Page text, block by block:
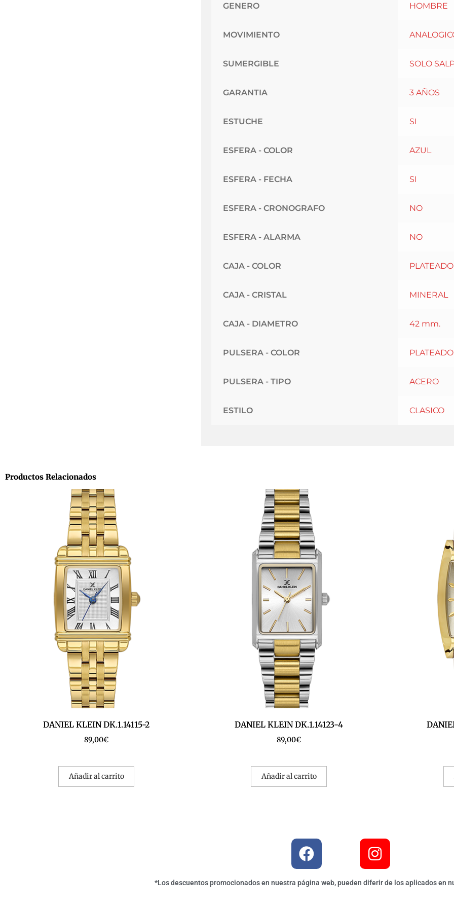
GENERO HOMBRE
MOVIMIENTO
SUMERGIBLE SOLO
GARANTIA 3 AÑOS
ESTUCHE SI
ESFERA - COLOR AZUL
ESFERA - FECHA SI
ESFERA - CRONOGRAFO NO
ESFERA - ALARMA NO
CAJA - COLOR PLATEADO
CAJA - CRISTAL MINERAL
CAJA - DIAMETRO 42 mm.
PULSERA - COLOR PLATEADO
PULSERA - TIPO ACERO
ESTILO CLASICO
Productos Relacionados
DANIEL KLEIN DK.1.14115-2
89,00€
Añadir al carrito
DANIEL KLEIN DK.1.14123-4
89,00€
Añadir al carrito
*Los descuentos promocionados en nuestra página web, pueden diferir de los aplicados en